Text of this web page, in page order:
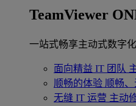
TeamViewer
一站式畅享主动式数字
面向精益 IT 团队
顺畅的体验 顺畅
无缝 IT 运营 主动